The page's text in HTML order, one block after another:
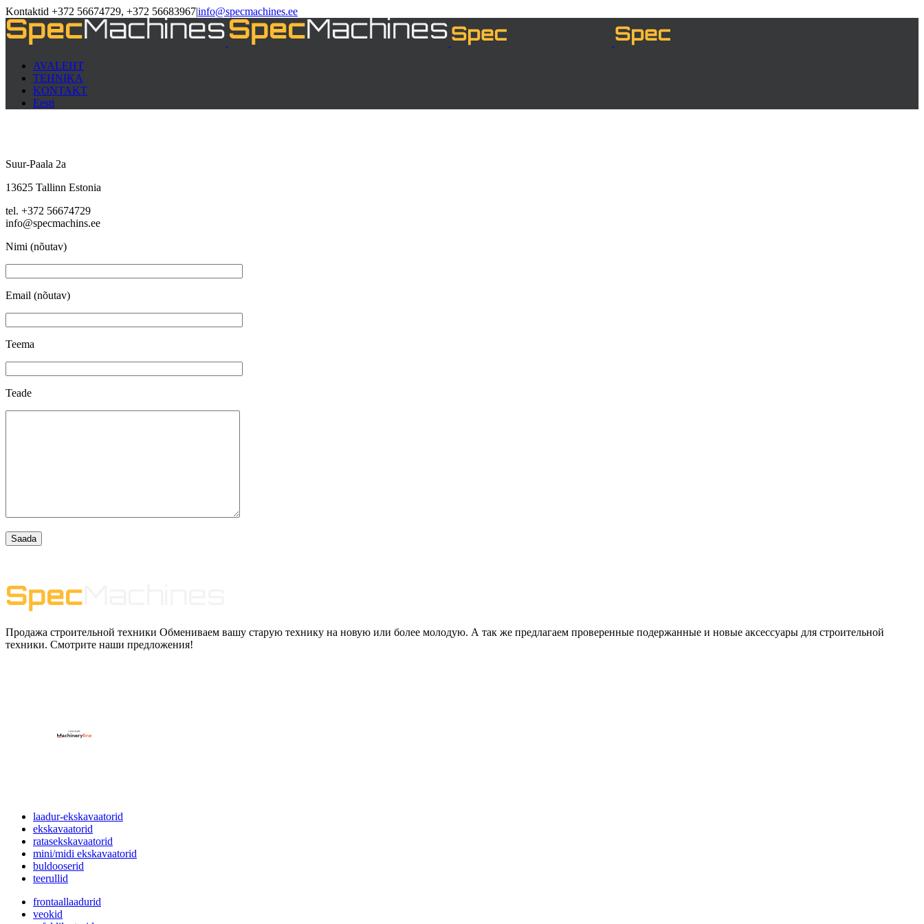
Kontaktid +372 56674729, +372 56683967|info@specmachines.ee
AVALEHT
TEHNIKA
KONTAKT
Eesti
Suur-Paala 2a
13625 Tallinn Estonia
tel. +372 56674729
info@specmachins.ee
Nimi (nõutav)
Email (nõutav)
Teema
Teade
Продажа строительной техники Обмениваем вашу старую технику на новую или более молодую. А так же предлагаем проверенные подержанные и новые аксессуары для строительной
техники. Смотрите наши предложения!
laadur-ekskavaatorid
ekskavaatorid
ratasekskavaatorid
mini/midi ekskavaatorid
buldooserid
teerullid
frontaallaadurid
veokid